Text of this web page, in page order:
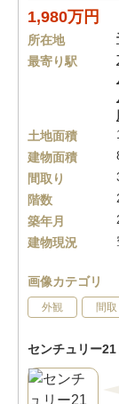
1,980万円
所在地
最寄り駅
土地面積
建物面積
間取り
階数
築年月
建物現況
画像カテゴリ
外観 間取
センチュリー